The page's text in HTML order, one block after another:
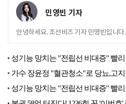
민영빈 기자
안녕하세요. 조선비즈 기자 민영빈입니다.